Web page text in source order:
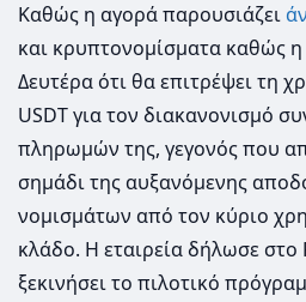
Καθώς η αγορά παρουσιάζει
και κρυπτονομίσματα καθώς η
Δευτέρα ότι θα επιτρέψει τη
USDΤ για τον διακανονισμό
πληρωμών της, γεγονός που
σημάδι της αυξανόμενης
νομισμάτων από τον κύριο
κλάδο. Η εταιρεία δήλωσε στο
ξεκινήσει το πιλοτικό